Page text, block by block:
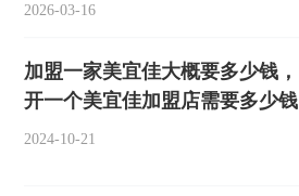
2026-03-16
加盟一家美宜佳大概要多少钱，
开一个美宜佳加盟店需要多少钱
2024-10-21